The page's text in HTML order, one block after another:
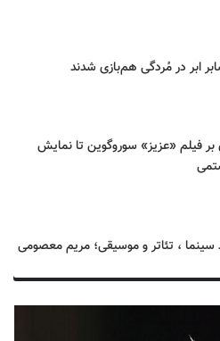
ابر در مُردگی هم‌بازی شدند
بر فیلم «عزیز» سوروگوین تا نمایش